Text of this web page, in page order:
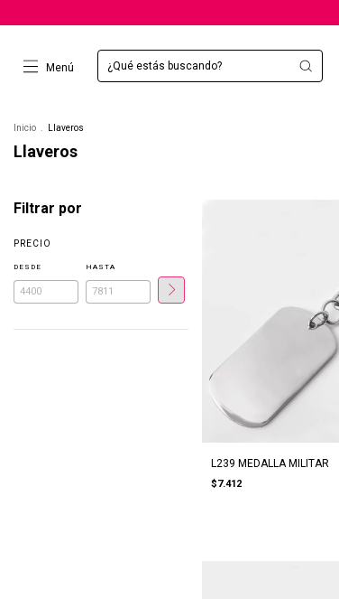
Menú
Inicio Llaveros
Llaveros
Filtrar por
PRECIO
DESDE HASTA
L239 MEDALLA MILITAR
$7.412